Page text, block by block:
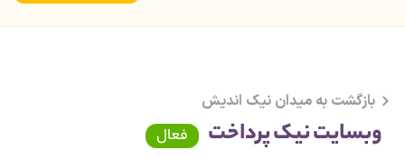
بازگشت به میدان نیک اندیش
وبسایت نیک پرداخت فعال